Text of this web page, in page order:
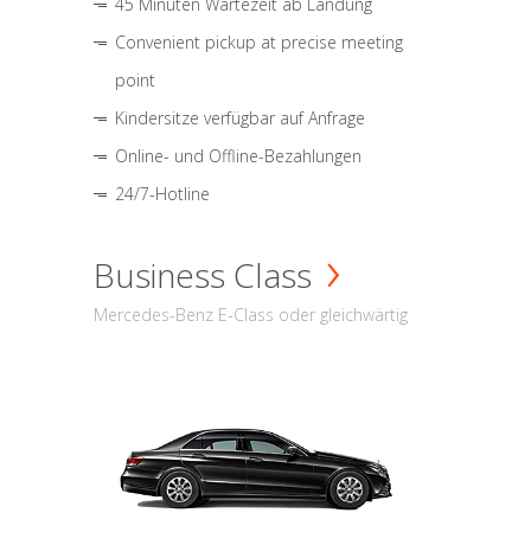
Convenient pickup at precise meeting
point
Kindersitze verfügbar auf Anfrage
Online- und Offline-Bezahlungen
24/7-Hotline
Business Class
Mercedes-Benz E-Class oder gleichwärtig